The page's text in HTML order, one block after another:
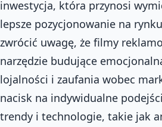
inwestycja, która przynosi
lepsze pozycjonowanie na
zwrócić uwagę, że filmy
narzędzie budujące
lojalności i zaufania wobec
nacisk na indywidualne
trendy i technologie, takie jak